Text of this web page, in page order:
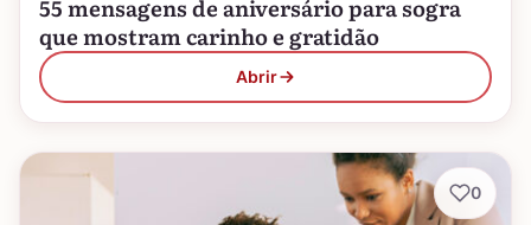
55 mensagens de aniversário para sogra
que mostram carinho e gratidão
Abrir
0